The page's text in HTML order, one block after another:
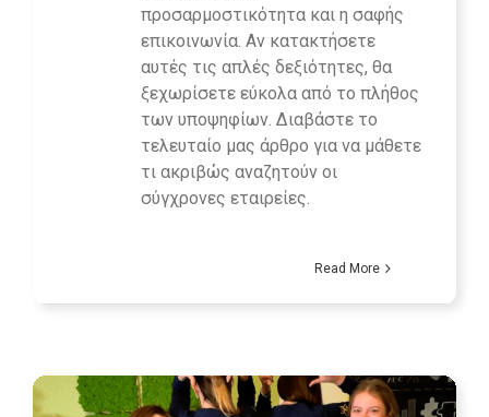
προσαρμοστικότητα και η σαφής
επικοινωνία. Αν κατακτήσετε
αυτές τις απλές δεξιότητες, θα
ξεχωρίσετε εύκολα από το πλήθος
των υποψηφίων. Διαβάστε το
τελευταίο μας άρθρο για να μάθετε
τι ακριβώς αναζητούν οι
σύγχρονες εταιρείες.
Read More